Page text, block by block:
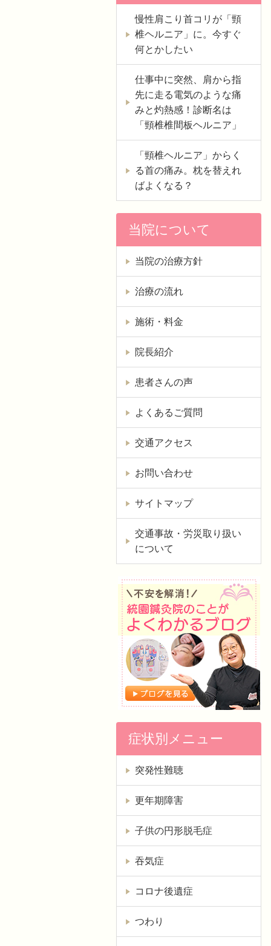
慢性肩こり首コリが「頸
椎ヘルニア」に。今すぐ
何とかしたい
仕事中に突然、肩から指
先に走る電気のような痛
みと灼熱感！診断名は
「頸椎椎間板ヘルニア」
「頸椎ヘルニア」からく
る首の痛み。枕を替えれ
ばよくなる？
当院について
当院の治療方針
治療の流れ
施術・料金
院長紹介
患者さんの声
よくあるご質問
交通アクセス
お問い合わせ
サイトマップ
交通事故・労災取り扱い
について
症状別メニュー
突発性難聴
更年期障害
子供の円形脱毛症
吞気症
コロナ後遺症
つわり